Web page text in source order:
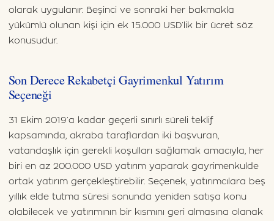
olarak uygulanır. Beşinci ve sonraki her bakmakla
yükümlü olunan kişi için ek 15.000 USD’lik bir ücret söz
konusudur.
Son Derece Rekabetçi Gayrimenkul Yatırım
Seçeneği
31 Ekim 2019’a kadar geçerli sınırlı süreli teklif
kapsamında, akraba taraflardan iki başvuran,
vatandaşlık için gerekli koşulları sağlamak amacıyla, her
biri en az 200.000 USD yatırım yaparak gayrimenkulde
ortak yatırım gerçekleştirebilir. Seçenek, yatırımcılara beş
yıllık elde tutma süresi sonunda yeniden satışa konu
olabilecek ve yatırımının bir kısmını geri almasına olanak